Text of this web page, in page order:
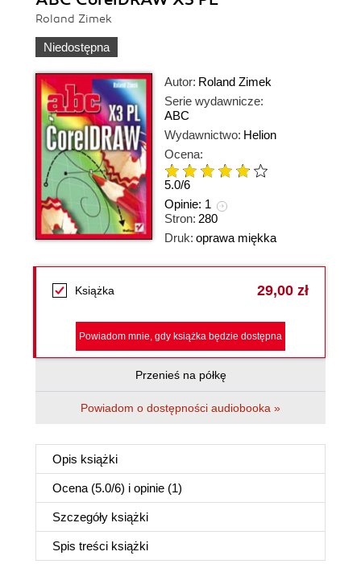
Roland Zimek
Niedostępna
Autor: Roland Zimek
Serie wydawnicze:
ABC
Wydawnictwo: Helion
Ocena:
5.0/6
Opinie: 1
Stron: 280
Druk: oprawa miękka
Książka 29,00 zł
Powiadom mnie, gdy książka będzie dostępna
Przenieś na półkę
Powiadom o dostępności audiobooka »
Opis książki
Ocena (5.0/6) i opinie (1)
Szczegóły książki
Spis treści książki